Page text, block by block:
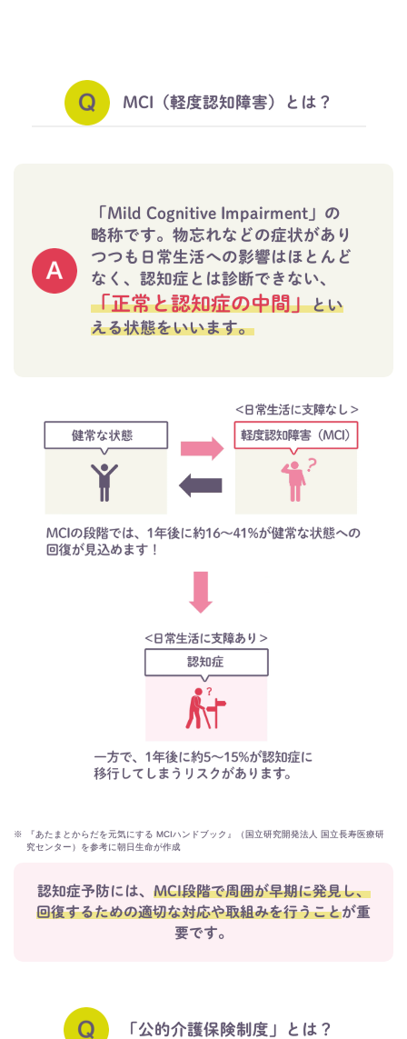
MCI（軽度認知障害）とは？
「Mild Cognitive Impairment」の
略称です。物忘れなどの症状があり
つつも日常生活への影響はほとんど
なく、認知症とは診断できない、
「正常と認知症の中間」とい
える状態をいいます。
※ 『あたまとからだを元気にする MCIハンドブック』（国立研究開発法人 国立長寿医療研
究センター）を参考に朝日生命が作成
認知症予防には、 MCI段階で周囲が早期に発見し、
回復するための適切な対応や取組みを行うことが重
要です。
「公的介護保険制度」とは？